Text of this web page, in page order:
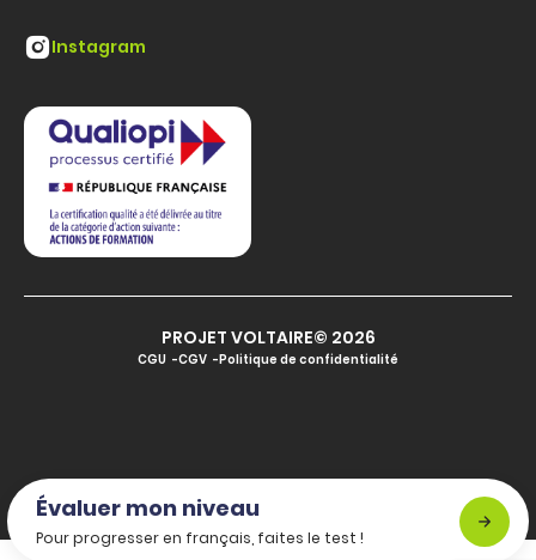
Évaluer mon niveau
Pour progresser en français, faites le test !
Instagram
PROJET VOLTAIRE© 2026
CGU CGV Politique de confidentialité